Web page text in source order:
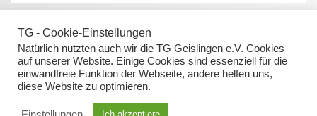
Datenschutz
Impressum
TG - Cookie-Einstellungen
Natürlich nutzten auch wir die TG Geislingen e.V. Cookies
auf unserer Website. Einige Cookies sind essenziell für die
einwandfreie Funktion der Webseite, andere helfen uns,
diese Website zu optimieren.